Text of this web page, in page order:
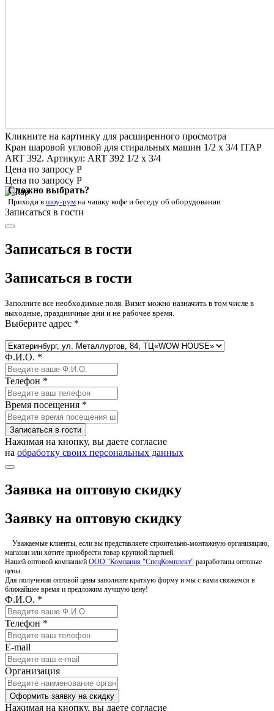
Кликните на картинку для расширенного просмотра
Кран шаровой угловой для стиральных машин 1/2 х 3/4 ITAP
ART 392. Артикул: ART 392 1/2 х 3/4
Цена по запросу Р
Цена по запросу Р
Сложно выбрать?
Приходи в шоу-рум на чашку кофе и беседу об оборудовании
Записаться в гости
Записаться в гости
Записаться в гости
Заполните все необходимые поля. Визит можно назначить в том числе в
выходные, праздничные дни и не рабочее время.
Выберите адрес *
Ф.И.О. *
Телефон *
Время посещения *
Записаться в гости
Нажимая на кнопку, вы даете согласие
на обработку своих персональных данных
Заявка на оптовую скидку
Заявку на оптовую скидку
Уважаемые клиенты, если вы представляете строительно-монтажную организацию,
магазин или хотите приобрести товар крупной партией.
Нашей оптовой компанией ООО "Компания "СпецКомплект" разработаны оптовые
цены.
Для получения оптовой цены заполните краткую форму и мы с вами свяжемся в
ближайшее время и предложим лучшую цену!
Ф.И.О. *
Телефон *
E-mail
Организация
Оформить заявку на скидку
Нажимая на кнопку, вы даете согласие